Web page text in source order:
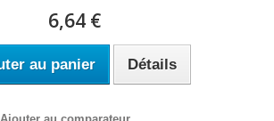
6,64 €
au panier Détails